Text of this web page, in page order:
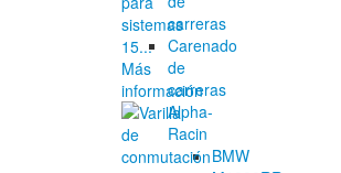
carreras
Carenado
de
carreras
Alpha-
Racin
BMW
sistemas
15...
Más
información